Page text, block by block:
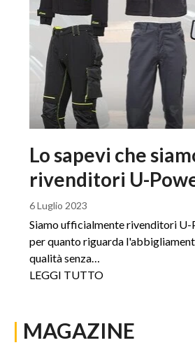
Lo sapevi che
rivenditori U-
6 Luglio 2023
Siamo ufficialmente rivenditori U-
per quanto riguarda
qualità senza…
LEGGI TUTTO
| MAGAZINE